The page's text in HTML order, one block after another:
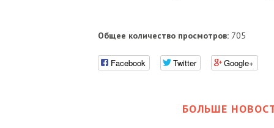
Общее количество просмотров:705
Facebook Twitter Google+
БОЛЬШЕ